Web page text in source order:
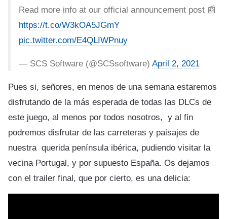
Read more info at our official announcement post 📰
https://t.co/W3kOA5JGmY
pic.twitter.com/E4QLIWPnuy
— SCS Software (@SCSsoftware) April 2, 2021
Pues si, señores, en menos de una semana estaremos
disfrutando de la más esperada de todas las DLCs de
este juego, al menos por todos nosotros, y al fin
podremos disfrutar de las carreteras y paisajes de
nuestra querida península ibérica, pudiendo visitar la
vecina Portugal, y por supuesto España. Os dejamos
con el trailer final, que por cierto, es una delicia: